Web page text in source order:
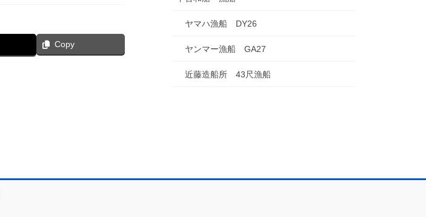
Copy
ヤマハ漁船 DY26
ヤンマー漁船 GA27
近藤造船所 43尺漁船